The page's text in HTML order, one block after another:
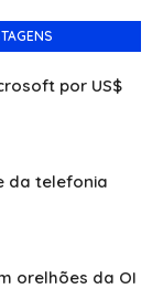
por US$
da telefonia
orelhões da OI